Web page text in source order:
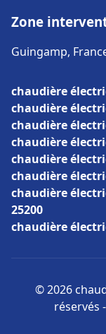
Zone
Guingamp,
chaudière
chaudière
chaudière
chaudière
chaudière
chaudière
chaudière
25200
chaudière
© 2026
réservés